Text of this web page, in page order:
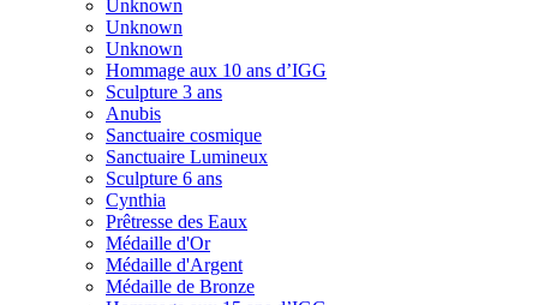
Unknown
Unknown
Unknown
Hommage aux 10 ans d’IGG
Sculpture 3 ans
Anubis
Sanctuaire cosmique
Sanctuaire Lumineux
Sculpture 6 ans
Cynthia
Prêtresse des Eaux
Médaille d'Or
Médaille d'Argent
Médaille de Bronze